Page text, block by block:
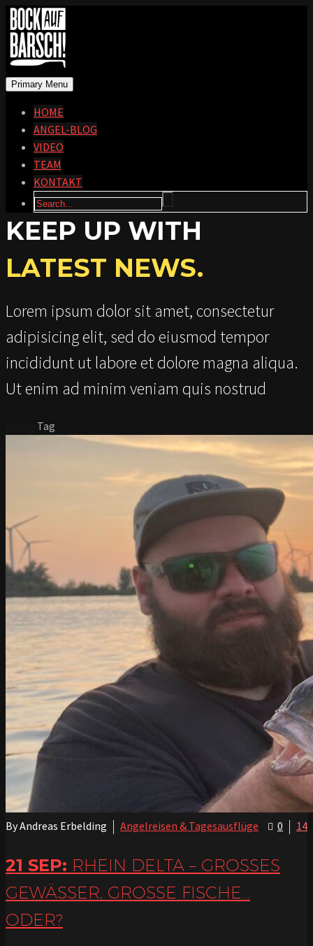
Primary Menu
HOME
ANGEL-BLOG
VIDEO
TEAM
KONTAKT
KEEP UP WITH
LATEST NEWS.
Lorem ipsum dolor sit amet, consectetur
adipisicing elit, sed do eiusmod tempor
incididunt ut labore et dolore magna aliqua.
Ut enim ad minim veniam quis nostrud
Tag
0 14
By Andreas Erbelding Angelreisen & Tagesausflüge
21 SEP: RHEIN DELTA – GROSSES G
EWÄSSER, GROSSE FISCHE… OD
ER?